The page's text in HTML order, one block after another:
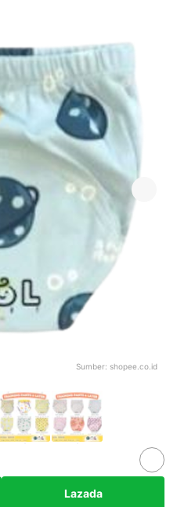
Sumber: shopee.co.id
Lazada